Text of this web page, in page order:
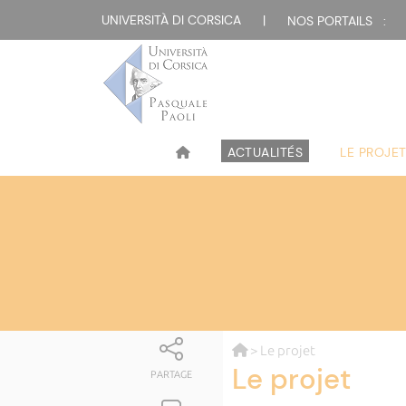
UNIVERSITÀ DI CORSICA | NOS PORTAILS :
ACTUALITÉS LE PROJET
PARTAGE
> Le projet
Le projet